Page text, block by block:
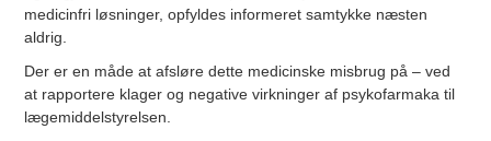
medicinfri løsninger, opfyldes informeret samtykke næsten
aldrig.
Der er en måde at afsløre dette medicinske misbrug på – ved
at rapportere klager og negative virkninger af psykofarmaka til
lægemiddelstyrelsen.